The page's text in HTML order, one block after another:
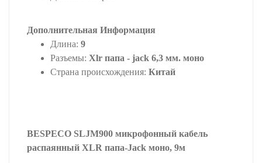
Дополнительная Информация
Длина: 9
Разъемы: Xlr папа - jack 6,3 мм. моно
Страна происхождения: Китай
BESPECO SLJM900 микрофонный кабель
распаянный XLR папа-Jack моно, 9м